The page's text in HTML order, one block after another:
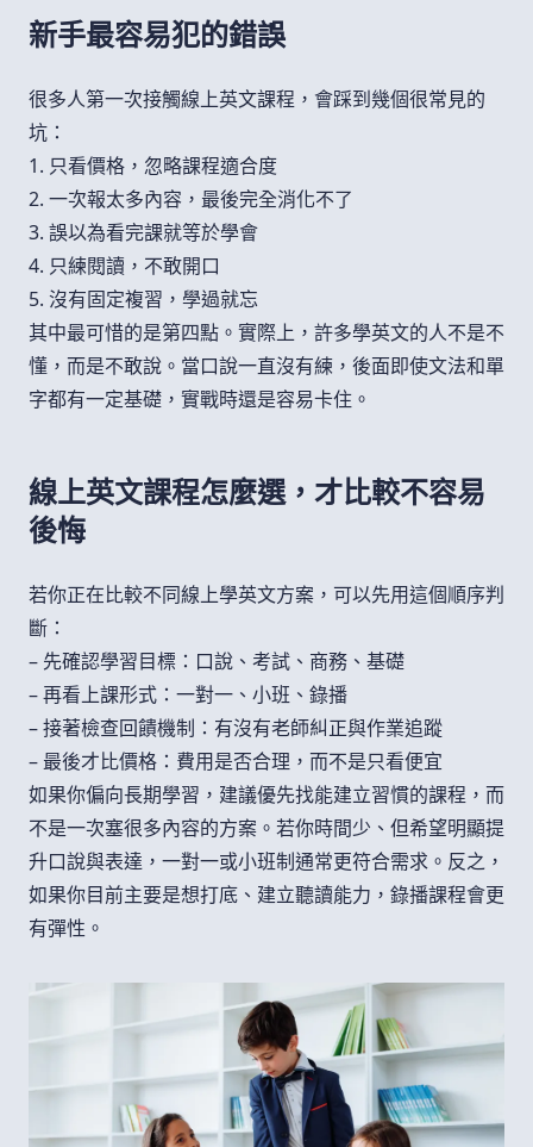
新手最容易犯的錯誤
很多人第一次接觸線上英文課程，會踩到幾個很常見的
坑：
1. 只看價格，忽略課程適合度
2. 一次報太多內容，最後完全消化不了
3. 誤以為看完課就等於學會
4. 只練閱讀，不敢開口
5. 沒有固定複習，學過就忘
其中最可惜的是第四點。實際上，許多學英文的人不是不
懂，而是不敢說。當口說一直沒有練，後面即使文法和單
字都有一定基礎，實戰時還是容易卡住。
線上英文課程怎麼選，才比較不容易
後悔
若你正在比較不同線上學英文方案，可以先用這個順序判
斷：
– 先確認學習目標：口說、考試、商務、基礎
– 再看上課形式：一對一、小班、錄播
– 接著檢查回饋機制：有沒有老師糾正與作業追蹤
– 最後才比價格：費用是否合理，而不是只看便宜
如果你偏向長期學習，建議優先找能建立習慣的課程，而
不是一次塞很多內容的方案。若你時間少、但希望明顯提
升口說與表達，一對一或小班制通常更符合需求。反之，
如果你目前主要是想打底、建立聽讀能力，錄播課程會更
有彈性。